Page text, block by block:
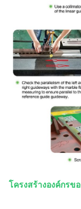
โครงสร้างองค์กรข